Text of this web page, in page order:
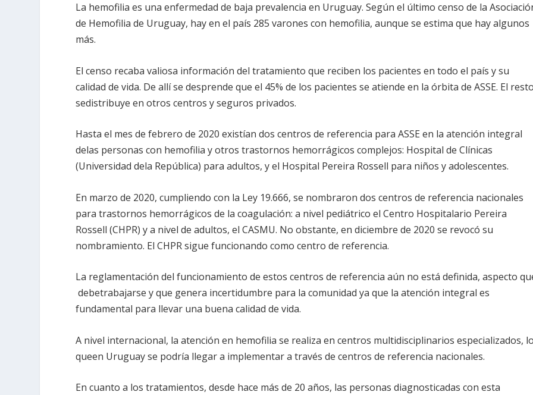
La hemofilia es una enfermedad de baja prevalencia en Uruguay. Según el último censo de la
de Hemofilia de Uruguay, hay en el país 285 varones con hemofilia, aunque se estima que hay algunos
más.
El censo recaba valiosa información del tratamiento que reciben los pacientes en todo el país y su
calidad de vida. De allí se desprende que el 45% de los pacientes se atiende en la órbita de ASSE. El
sedistribuye en otros centros y seguros privados.
Hasta el mes de febrero de 2020 existían dos centros de referencia para ASSE en la atención integral
delas personas con hemofilia y otros trastornos hemorrágicos complejos: Hospital de Clínicas
(Universidad dela República) para adultos, y el Hospital Pereira Rossell para niños y adolescentes.
En marzo de 2020, cumpliendo con la Ley 19.666, se nombraron dos centros de referencia nacionales
para trastornos hemorrágicos de la coagulación: a nivel pediátrico el Centro Hospitalario Pereira
Rossell (CHPR) y a nivel de adultos, el CASMU. No obstante, en diciembre de 2020 se revocó su
nombramiento. El CHPR sigue funcionando como centro de referencia.
La reglamentación del funcionamiento de estos centros de referencia aún no está definida, aspecto
debetrabajarse y que genera incertidumbre para la comunidad ya que la atención integral es
fundamental para llevar una buena calidad de vida.
A nivel internacional, la atención en hemofilia se realiza en centros multidisciplinarios especializados,
queen Uruguay se podría llegar a implementar a través de centros de referencia nacionales.
En cuanto a los tratamientos, desde hace más de 20 años, las personas diagnosticadas con esta